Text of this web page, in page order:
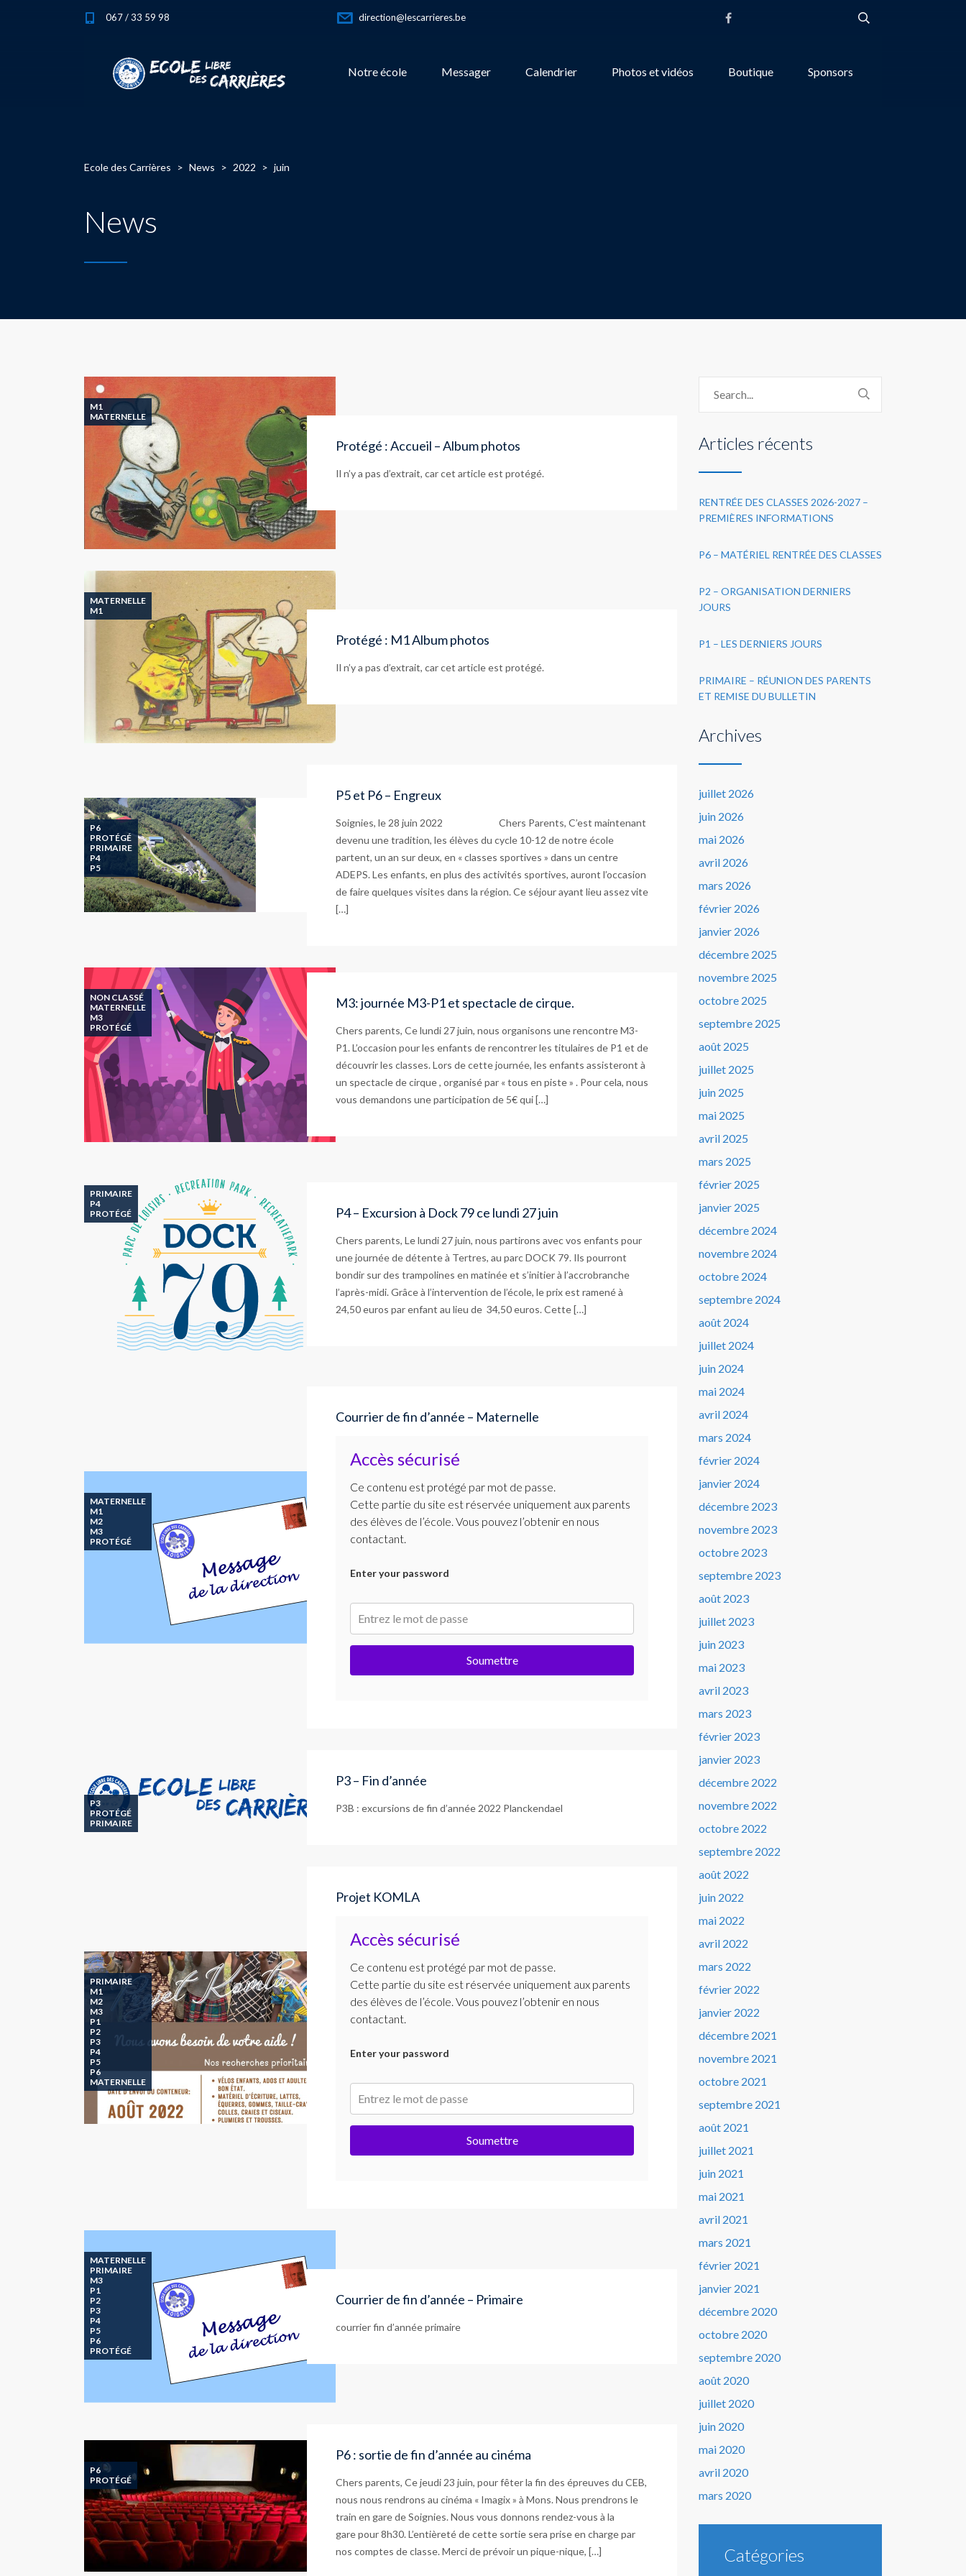
067 / 33 59 98 direction@lescarrieres.be
Notre école Messager Calendrier Photos et vidéos Boutique Sponsors
Ecole des Carrières > News > 2022 > juin
News
M1
MATERNELLE
Protégé : Accueil – Album photos
Il n’y a pas d’extrait, car cet article est protégé.
MATERNELLE
M1
Protégé : M1 Album photos
Il n’y a pas d’extrait, car cet article est protégé.
P6
PROTÉGÉ
PRIMAIRE
P4
P5
P5 et P6 – Engreux
Soignies, le 28 juin 2022 Chers Parents, C’est maintenant
devenu une tradition, les élèves du cycle 10-12 de notre école
partent, un an sur deux, en « classes sportives » dans un centre
ADEPS. Les enfants, en plus des activités sportives, auront l’occasion
de faire quelques visites dans la région. Ce séjour ayant lieu assez vite
[…]
NON CLASSÉ
MATERNELLE
M3
PROTÉGÉ
M3: journée M3-P1 et spectacle de cirque.
Chers parents, Ce lundi 27 juin, nous organisons une rencontre M3-
P1. L’occasion pour les enfants de rencontrer les titulaires de P1 et de
découvrir les classes. Lors de cette journée, les enfants assisteront à
un spectacle de cirque , organisé par « tous en piste » . Pour cela, nous
vous demandons une participation de 5€ qui […]
PRIMAIRE
P4
PROTÉGÉ
P4 – Excursion à Dock 79 ce lundi 27 juin
Chers parents, Le lundi 27 juin, nous partirons avec vos enfants pour
une journée de détente à Tertres, au parc DOCK 79. Ils pourront
bondir sur des trampolines en matinée et s’initier à l’accrobranche
l’après-midi. Grâce à l’intervention de l’école, le prix est ramené à
24,50 euros par enfant au lieu de 34,50 euros. Cette […]
MATERNELLE
M1
M2
M3
PROTÉGÉ
Courrier de fin d’année – Maternelle
Accès sécurisé
Ce contenu est protégé par mot de passe.
Cette partie du site est réservée uniquement aux parents
des élèves de l’école. Vous pouvez l’obtenir en nous
contactant.
Enter your password
Soumettre
P3
PROTÉGÉ
PRIMAIRE
P3 – Fin d’année
P3B : excursions de fin d’année 2022 Planckendael
PRIMAIRE
M1
M2
M3
P1
P2
P3
P4
P5
P6
MATERNELLE
Projet KOMLA
Accès sécurisé
Ce contenu est protégé par mot de passe.
Cette partie du site est réservée uniquement aux parents
des élèves de l’école. Vous pouvez l’obtenir en nous
contactant.
Enter your password
Soumettre
MATERNELLE
PRIMAIRE
M3
P1
P2
P3
P4
P5
P6
PROTÉGÉ
Courrier de fin d’année – Primaire
courrier fin d’année primaire
P6
PROTÉGÉ
P6 : sortie de fin d’année au cinéma
Chers parents, Ce jeudi 23 juin, pour fêter la fin des épreuves du CEB,
nous nous rendrons au cinéma « Imagix » à Mons. Nous prendrons le
train en gare de Soignies. Nous vous donnons rendez-vous à la
gare pour 8h30. L’entièreté de cette sortie sera prise en charge par
nos comptes de classe. Merci de prévoir un pique-nique, […]
Articles récents
RENTRÉE DES CLASSES 2026-2027 –
PREMIÈRES INFORMATIONS
P6 – MATÉRIEL RENTRÉE DES CLASSES
P2 – ORGANISATION DERNIERS
JOURS
P1 – LES DERNIERS JOURS
PRIMAIRE – RÉUNION DES PARENTS
ET REMISE DU BULLETIN
Archives
juillet 2026
juin 2026
mai 2026
avril 2026
mars 2026
février 2026
janvier 2026
décembre 2025
novembre 2025
octobre 2025
septembre 2025
août 2025
juillet 2025
juin 2025
mai 2025
avril 2025
mars 2025
février 2025
janvier 2025
décembre 2024
novembre 2024
octobre 2024
septembre 2024
août 2024
juillet 2024
juin 2024
mai 2024
avril 2024
mars 2024
février 2024
janvier 2024
décembre 2023
novembre 2023
octobre 2023
septembre 2023
août 2023
juillet 2023
juin 2023
mai 2023
avril 2023
mars 2023
février 2023
janvier 2023
décembre 2022
novembre 2022
octobre 2022
septembre 2022
août 2022
juin 2022
mai 2022
avril 2022
mars 2022
février 2022
janvier 2022
décembre 2021
novembre 2021
octobre 2021
septembre 2021
août 2021
juillet 2021
juin 2021
mai 2021
avril 2021
mars 2021
février 2021
janvier 2021
décembre 2020
octobre 2020
septembre 2020
août 2020
juillet 2020
juin 2020
mai 2020
avril 2020
mars 2020
Catégories